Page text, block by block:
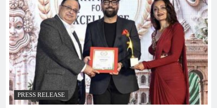
PRESS RELEASE